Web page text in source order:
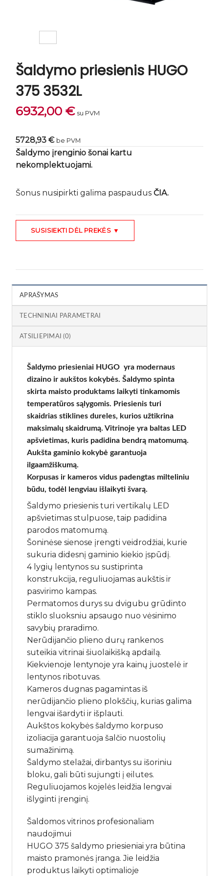
Šaldymo priesienis HUGO
375 3532L
6932,00 € su PVM
5728,93 € be PVM
Šaldymo įrenginio šonai kartu
nekomplektuojami.
Šonus nusipirkti galima paspaudus ČIA.
SUSISIEKTI DĖL PREKĖS ▼
APRAŠYMAS
TECHNINIAI PARAMETRAI
ATSILIEPIMAI (0)
Šaldymo priesieniai HUGO yra modernaus
dizaino ir aukštos kokybės. Šaldymo spinta
skirta maisto produktams laikyti tinkamomis
temperatūros sąlygomis. Priesienis turi
skaidrias stiklines dureles, kurios užtikrina
maksimalų skaidrumą. Vitrinoje yra baltas LED
apšvietimas, kuris padidina bendrą matomumą.
Aukšta gaminio kokybė garantuoja
ilgaamžiškumą.
Korpusas ir kameros vidus padengtas milteliniu
būdu, todėl lengviau išlaikyti švarą.
Šaldymo priesienis turi vertikalų LED
apšvietimas stulpuose, taip padidina
parodos matomumą.
Šoninėse sienose įrengti veidrodžiai, kurie
sukuria didesnį gaminio kiekio įspūdį.
4 lygių lentynos su sustiprinta
konstrukcija, reguliuojamas aukštis ir
pasvirimo kampas.
Permatomos durys su dvigubu grūdinto
stiklo sluoksniu apsaugo nuo vėsinimo
savybių praradimo.
Nerūdijančio plieno durų rankenos
suteikia vitrinai šiuolaikišką apdailą.
Kiekvienoje lentynoje yra kainų juostelė ir
lentynos ribotuvas.
Kameros dugnas pagamintas iš
nerūdijančio plieno plokščių, kurias galima
lengvai išardyti ir išplauti.
Aukštos kokybės šaldymo korpuso
izoliacija garantuoja šalčio nuostolių
sumažinimą.
Šaldymo stelažai, dirbantys su išoriniu
bloku, gali būti sujungti į eilutes.
Reguliuojamos kojelės leidžia lengvai
išlyginti įrenginį.
Šaldomos vitrinos profesionaliam
naudojimui
HUGO 375 šaldymo priesieniai yra būtina
maisto pramonės įranga. Jie leidžia
produktus laikyti optimalioje